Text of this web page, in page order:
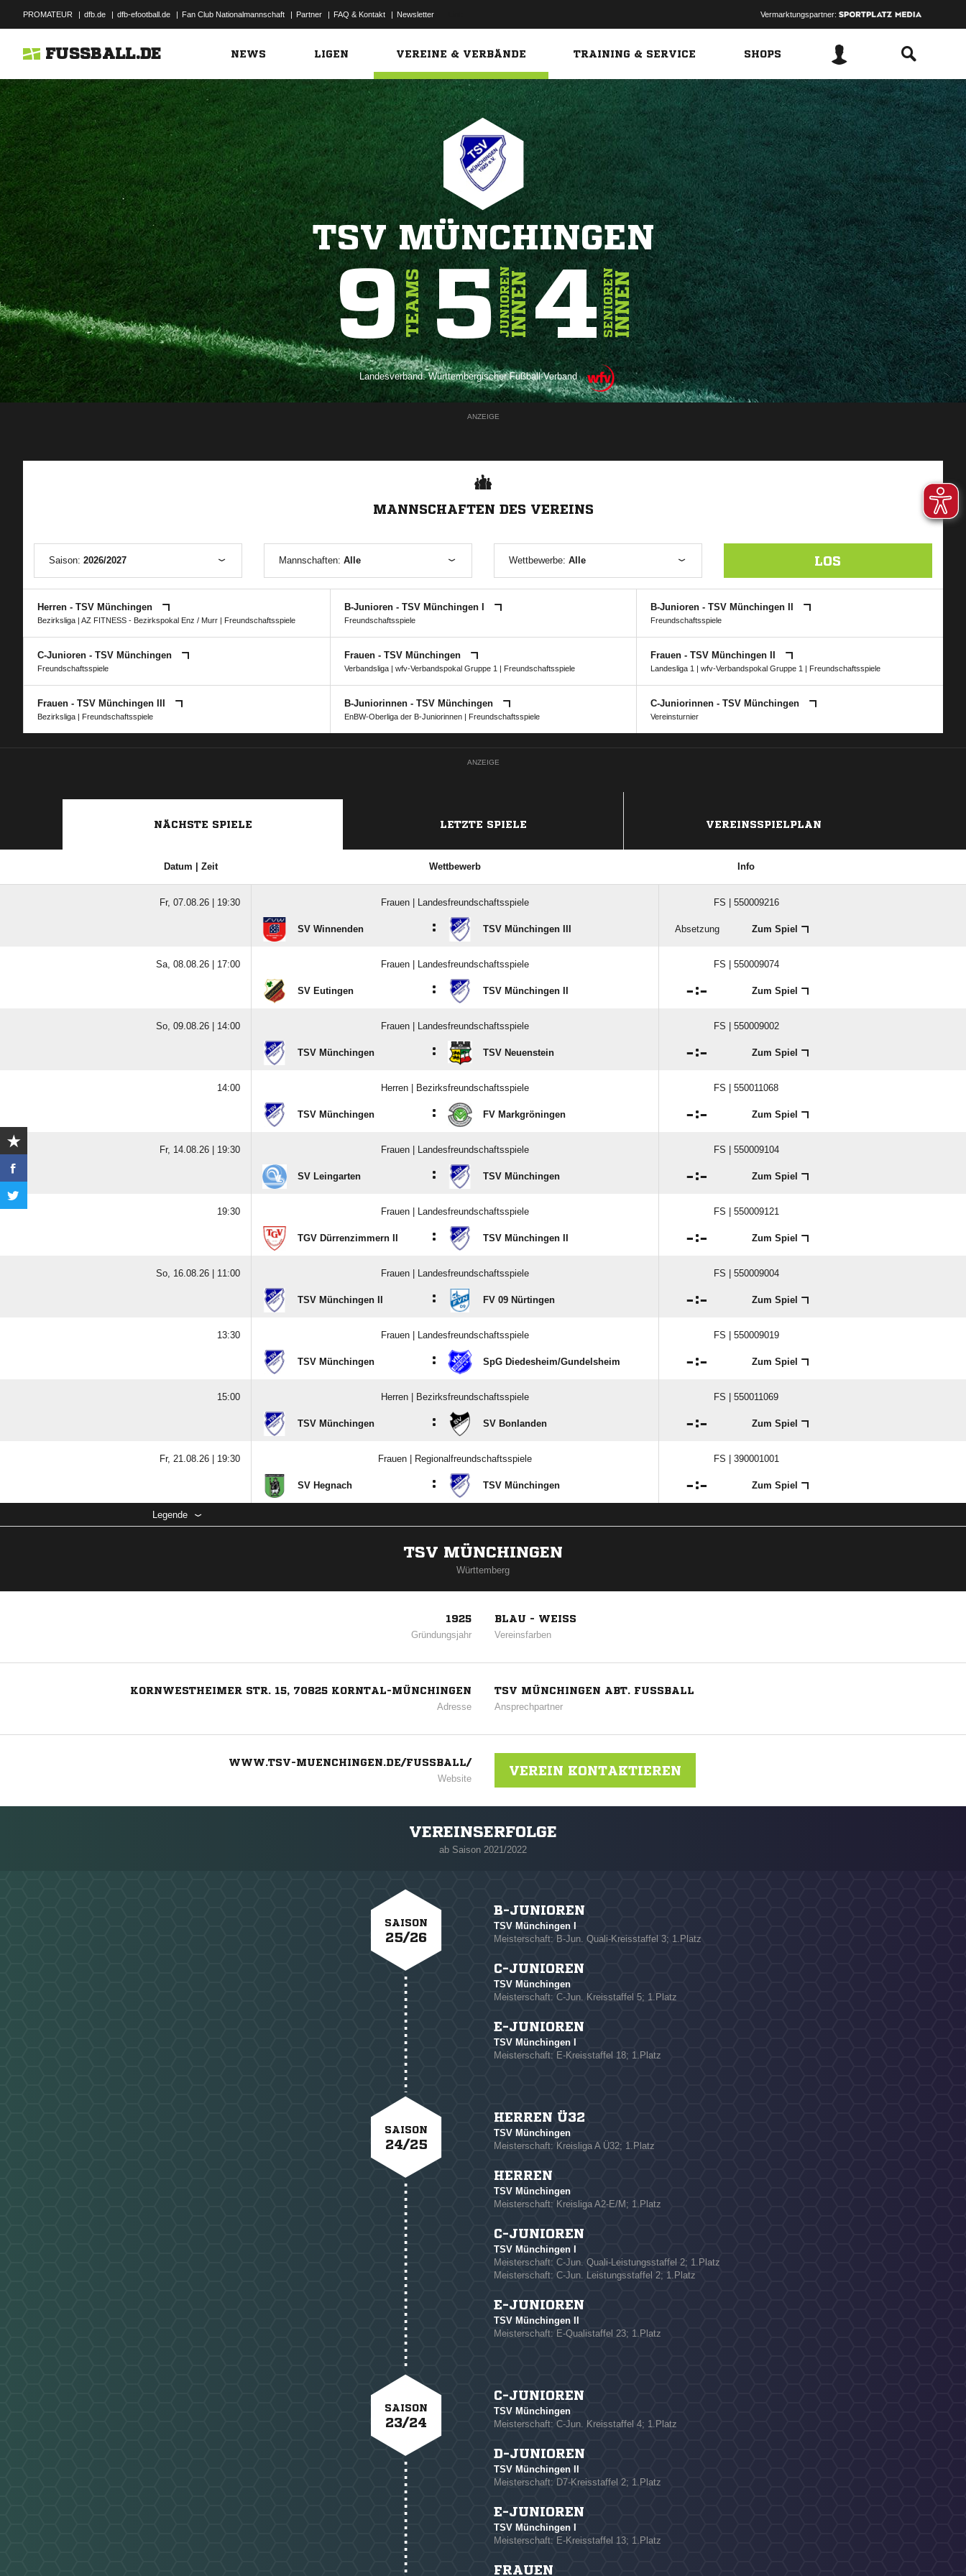
PROMATEUR | dfb.de | dfb-efootball.de | Fan Club Nationalmannschaft | Partner | FAQ & Kontakt | Newsletter Vermarktungspartner:
FUSSBALL.DE NEWS LIGEN VEREINE & VERBÄNDE TRAINING & SERVICE SHOPS
TSV MÜNCHINGEN
9TEAMS5JUNIORENINNEN4SENIORENINNEN
Landesverband:Württembergischer Fußball-Verband
ANZEIGE
MANNSCHAFTEN DES VEREINS
Saison: 2026/2027 Mannschaften: Alle Wettbewerbe: Alle LOS
Herren - TSV Münchingen
Bezirksliga | AZ FITNESS - Bezirkspokal Enz / Murr | Freundschaftsspiele
B-Junioren - TSV Münchingen I
Freundschaftsspiele
B-Junioren - TSV Münchingen II
Freundschaftsspiele
C-Junioren - TSV Münchingen
Freundschaftsspiele
Frauen - TSV Münchingen
Verbandsliga| wfv-Verbandspokal Gruppe 1 | Freundschaftsspiele
Frauen - TSV Münchingen II
Landesliga 1 |wfv-Verbandspokal Gruppe 1 | Freundschaftsspiele
Frauen - TSV Münchingen III
Bezirksliga | Freundschaftsspiele
B-Juniorinnen - TSV Münchingen
EnBW-Oberliga der B-Juniorinnen| Freundschaftsspiele
C-Juniorinnen - TSV Münchingen
Vereinsturnier
ANZEIGE
NÄCHSTE SPIELE LETZTE SPIELE VEREINSSPIELPLAN
Datum | Zeit Wettbewerb Info
Fr, 07.08.26 | 19:30 Frauen | Landesfreundschaftsspiele FS | 550009216
SV Winnenden : TSV Münchingen III Absetzung Zum Spiel
Sa, 08.08.26 | 17:00 Frauen | Landesfreundschaftsspiele FS | 550009074
SV Eutingen : TSV Münchingen II : Zum Spiel
So, 09.08.26 | 14:00 Frauen | Landesfreundschaftsspiele FS | 550009002
TSV Münchingen : TSV Neuenstein : Zum Spiel
14:00 Herren | Bezirksfreundschaftsspiele FS | 550011068
TSV Münchingen : FV Markgröningen : Zum Spiel
Fr, 14.08.26 | 19:30 Frauen | Landesfreundschaftsspiele FS | 550009104
SV Leingarten : TSV Münchingen : Zum Spiel
19:30 Frauen | Landesfreundschaftsspiele FS | 550009121
TGV Dürrenzimmern II : TSV Münchingen II : Zum Spiel
So, 16.08.26 | 11:00 Frauen | Landesfreundschaftsspiele FS | 550009004
TSV Münchingen II : FV 09 Nürtingen : Zum Spiel
13:30 Frauen | Landesfreundschaftsspiele FS | 550009019
TSV Münchingen : SpG Diedesheim/​Gundelsheim : Zum Spiel
15:00 Herren | Bezirksfreundschaftsspiele FS | 550011069
TSV Münchingen : SV Bonlanden : Zum Spiel
Fr, 21.08.26 | 19:30 Frauen | Regionalfreundschaftsspiele FS | 390001001
SV Hegnach : TSV Münchingen : Zum Spiel
Legende
TSV MÜNCHINGEN
Württemberg
1925
Gründungsjahr
BLAU - WEISS
Vereinsfarben
KORNWESTHEIMER STR. 15, 70825 KORNTAL-MÜNCHINGEN
Adresse
TSV MÜNCHINGEN ABT. FUSSBALL
Ansprechpartner
WWW.TSV-MUENCHINGEN.DE/FUSSBALL/
Website
VEREIN KONTAKTIEREN
NACHRICHT SENDEN
VEREINSERFOLGE
ab Saison 2021/2022
SAISON
25/26
B-JUNIOREN
TSV Münchingen I
Meisterschaft: B-Jun. Quali-Kreisstaffel 3; 1.Platz
C-JUNIOREN
TSV Münchingen
Meisterschaft: C-Jun. Kreisstaffel 5; 1.Platz
E-JUNIOREN
TSV Münchingen I
Meisterschaft: E-Kreisstaffel 18; 1.Platz
SAISON
24/25
HERREN Ü32
TSV Münchingen
Meisterschaft: Kreisliga A Ü32; 1.Platz
HERREN
TSV Münchingen
Meisterschaft: Kreisliga A2-E/M; 1.Platz
C-JUNIOREN
TSV Münchingen I
Meisterschaft: C-Jun. Quali-Leistungsstaffel 2; 1.Platz
Meisterschaft: C-Jun. Leistungsstaffel 2; 1.Platz
E-JUNIOREN
TSV Münchingen II
Meisterschaft: E-Qualistaffel 23; 1.Platz
SAISON
23/24
C-JUNIOREN
TSV Münchingen
Meisterschaft: C-Jun. Kreisstaffel 4; 1.Platz
D-JUNIOREN
TSV Münchingen II
Meisterschaft: D7-Kreisstaffel 2; 1.Platz
E-JUNIOREN
TSV Münchingen I
Meisterschaft: E-Kreisstaffel 13; 1.Platz
FRAUEN